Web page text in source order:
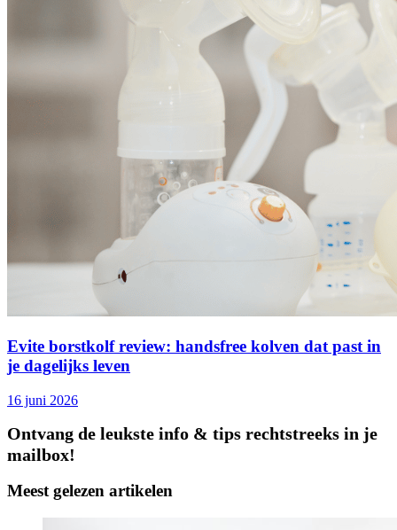
Evite borstkolf review: handsfree kolven dat past in
je dagelijks leven
16 juni 2026
Ontvang de leukste info & tips rechtstreeks in je
mailbox!
Meest gelezen artikelen